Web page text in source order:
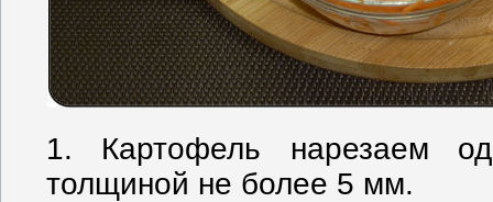
1. Картофель нарезаем
толщиной не более 5 мм.